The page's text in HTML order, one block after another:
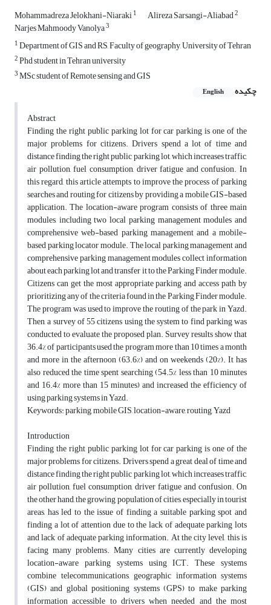
Mohammadreza Jelokhani-Niaraki1 Alireza Sarsangi-Aliabad2
Narjes Mahmoody Vanolya3
1Department of GIS and RS, Faculty of geography, University of Tehran
2Phd student in Tehran university
3MSc student of Remote sensing and GIS
چکیده
English
Abstract
Finding the right public parking lot for car parking is one of the
major problems for citizens. Drivers spend a lot of time and
distance finding the right public parking lot, which increases traffic,
air pollution, fuel consumption, driver fatigue and confusion. In
this regard, this article attempts to improve the process of parking
searches and routing for citizens by providing a mobile GIS-based
application. The location-aware program consists of three main
modules, including two local parking management modules and
comprehensive web-based parking management and a mobile-
based parking locator module. The local parking management and
comprehensive parking management modules collect information
about each parking lot and transfer it to the Parking Finder module.
Citizens can get the most appropriate parking and access path by
prioritizing any of the criteria found in the Parking Finder module.
The program was used to improve the routing of the park in Yazd.
Then, a survey of 55 citizens using the system to find parking was
conducted to evaluate the proposed plan. Survey results show that
36.4% of participants used the program more than 10 times a month
and more in the afternoon (63.6%) and on weekends (20%). It has
also reduced the time spent searching (54.5% less than 10 minutes
and 16.4% more than 15 minutes) and increased the efficiency of
using parking systems in Yazd.
Keywords: parking, mobile GIS, location-aware, routing, Yazd
Introduction
Finding the right public parking lot for car parking is one of the
major problems for citizens. Drivers spend a great deal of time and
distance finding the right public parking lot, which increases traffic,
air pollution, fuel consumption, driver fatigue and confusion. On
the other hand, the growing population of cities, especially in tourist
areas, has led to the issue of finding a suitable parking spot and
finding a lot of attention due to the lack of adequate parking lots
and lack of adequate parking information. At the city level, this is
facing many problems. Many cities are currently developing
location-aware parking systems using ICT. These systems
combine telecommunications, geographic information systems
(GIS) and global positioning systems (GPS) to make parking
information accessible to drivers when needed and the most